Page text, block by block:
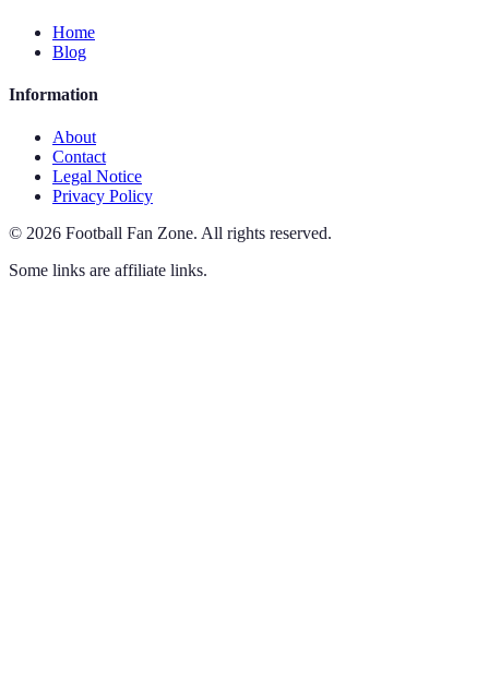
Home
Blog
Information
About
Contact
Legal Notice
Privacy Policy
© 2026 Football Fan Zone. All rights reserved.
Some links are affiliate links.